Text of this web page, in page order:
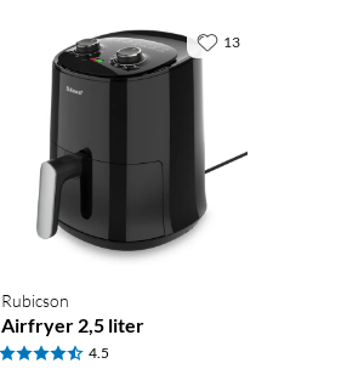
Rubicson
Airfryer 2,5 liter
4.5
13